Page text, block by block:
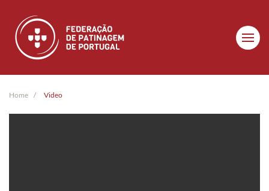
Skip to main content
Home Video